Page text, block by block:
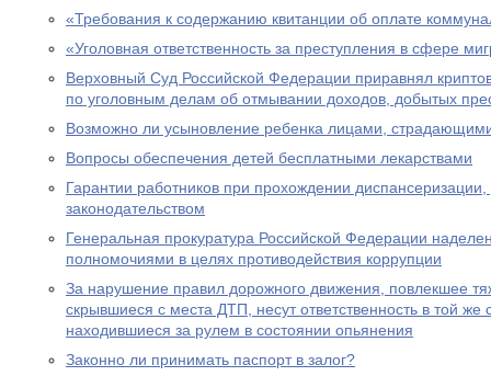
«Требования к содержанию квитанции об оплате
«Уголовная ответственность за преступления в сфере
Верховный Суд Российской Федерации приравнял
по уголовным делам об отмывании доходов, добытых
Возможно ли усыновление ребенка лицами,
Вопросы обеспечения детей бесплатными лекарствами
Гарантии работников при прохождении
законодательством
Генеральная прокуратура Российской Федерации
полномочиями в целях противодействия коррупции
За нарушение правил дорожного движения, повлекшее
скрывшиеся с места ДТП, несут ответственность в той же
находившиеся за рулем в состоянии опьянения
Законно ли принимать паспорт в залог?